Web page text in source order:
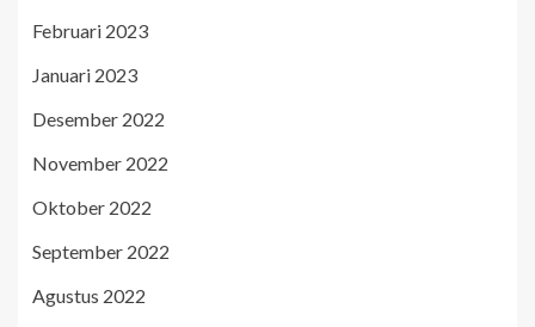
Februari 2023
Januari 2023
Desember 2022
November 2022
Oktober 2022
September 2022
Agustus 2022